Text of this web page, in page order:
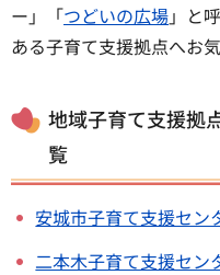
ー」「つどいの広場」と
ある子育て支援拠点へお
地域子育て支援拠
覧
安城市子育て支援セン
二本木子育て支援セン